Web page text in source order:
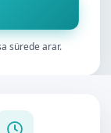
sürede arar.